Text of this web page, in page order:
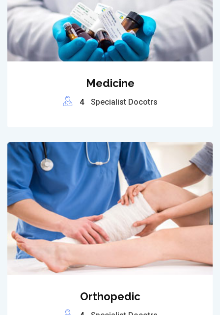
Medicine
4 Specialist Docotrs
Orthopedic